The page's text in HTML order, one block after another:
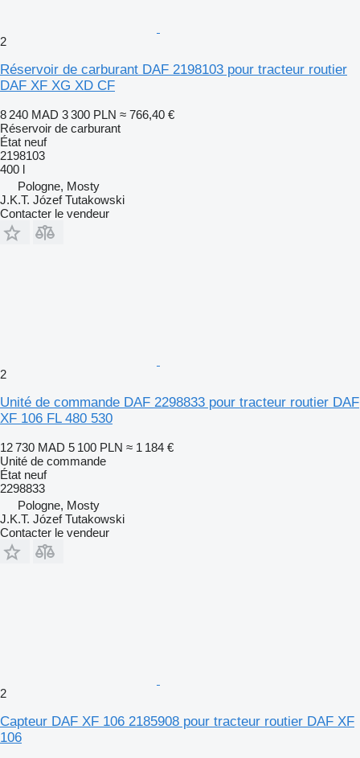
2
Réservoir de carburant DAF 2198103 pour tracteur routier
DAF XF XG XD CF
8 240 MAD 3 300 PLN ≈ 766,40 €
Réservoir de carburant
État neuf
2198103
400 l
Pologne, Mosty
J.K.T. Józef Tutakowski
Contacter le vendeur
2
Unité de commande DAF 2298833 pour tracteur routier DAF
XF 106 FL 480 530
12 730 MAD 5 100 PLN ≈ 1 184 €
Unité de commande
État neuf
2298833
Pologne, Mosty
J.K.T. Józef Tutakowski
Contacter le vendeur
2
Capteur DAF XF 106 2185908 pour tracteur routier DAF XF
106